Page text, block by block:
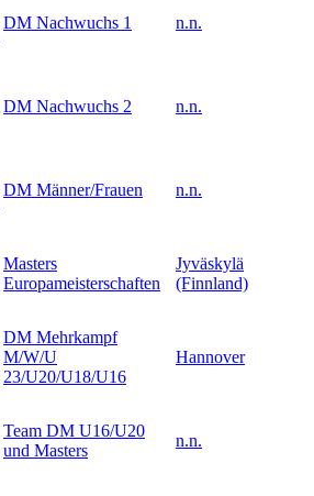
DM Nachwuchs 1 n.n.
DM Nachwuchs 2 n.n.
DM Männer/Frauen n.n.
Masters
Europameisterschaften
Jyväskylä
(Finnland)
DM Mehrkampf
M/W/U
23/U20/U18/U16
Hannover
Team DM U16/U20
und Masters
n.n.